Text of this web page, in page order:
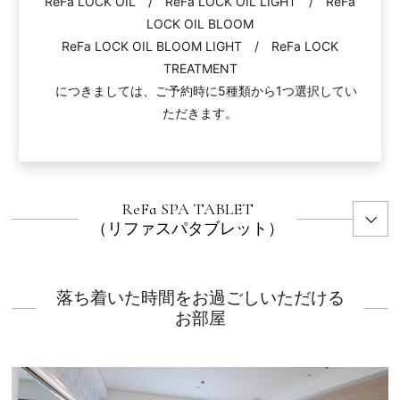
LOCK OIL BLOOM
ReFa LOCK OIL BLOOM LIGHT / ReFa LOCK
TREATMENT
につきましては、ご予約時に5種類から1つ選択してい
ただきます。
ReFa SPA TABLET
（リファスパタブレット）
落ち着いた時間をお過ごしいただける
お部屋